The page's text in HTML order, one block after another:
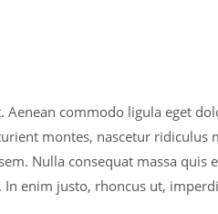
commodo ligula eget
montes, nascetur ridiculus
Nulla consequat massa quis
enim justo, rhoncus ut,